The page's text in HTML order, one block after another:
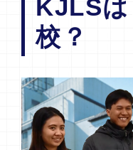
KJLS
校？